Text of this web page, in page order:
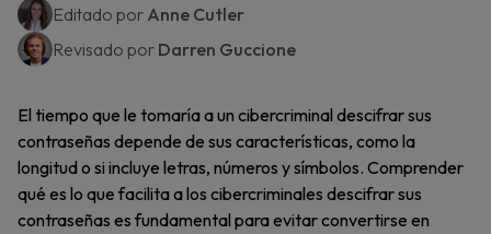
Editado por Anne Cutler
Revisado por Darren Guccione
El tiempo que le tomaría a un cibercriminal descifrar sus
contraseñas depende de sus características, como la
longitud o si incluye letras, números y símbolos. Comprender
qué es lo que facilita a los cibercriminales descifrar sus
contraseñas es fundamental para evitar convertirse en